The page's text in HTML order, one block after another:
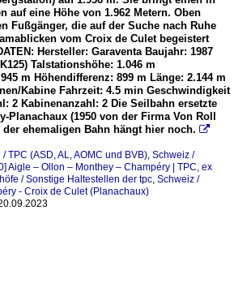
auf eine Höhe von 1.962 Metern. Oben
Fußgänger, die auf der Suche nach Ruhe
vom Croix de Culet begeistert
Hersteller: Garaventa Baujahr: 1987
Talstationshöhe: 1.046 m
m Höhendifferenz: 899 m Länge: 2.144 m
Kabine Fahrzeit: 4.5 min Geschwindigkeit
2 Kabinenanzahl: 2 Die Seilbahn ersetzte
Planachaux (1950 von der Firma Von Roll
ehemaligen Bahn hängt hier noch. 
TPC (ASD, AL, AOMC und BVB) Schweiz /
Aigle – Ollon – Monthey – Champéry | TPC, ex
/ Sonstige Haltestellen der tpc Schweiz /
- Croix de Culet (Planachaux)